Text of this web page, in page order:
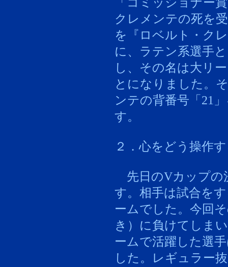
クレメンテの死を
を『ロベルト・ク
に、ラテン系選手
し、その名は大リ
とになりました。
ンテの背番号「21
す。
２．心をどう操作
先日のVカップの
す。相手は試合を
ームでした。今回
き）に負けてしま
ームで活躍した選
した。レギュラー